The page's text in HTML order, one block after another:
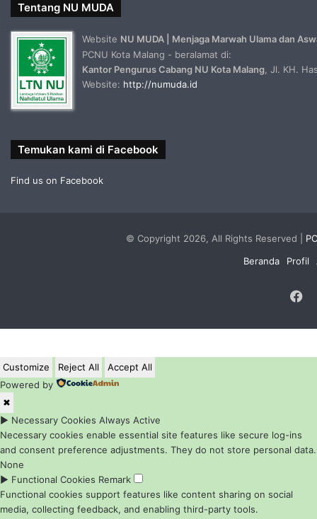
Tentang NU MUDA
Website NU MUDA | Menjaga Marwah Ulama dan
PCNU Kota Malang - beralamat di:
Kantor Pengurus Cabang NU Kota Malang , Jl. KH.
Website: http://numuda.id
Temukan kami di Facebook
Find us on Facebook
© Copyright 2026, All Rights Reserved |
Beranda
Profil
Customize Reject All
Accept All
Powered by
✖
► Necessary Cookies Always Active
Necessary cookies enable essential site features like secure log-ins
and consent preference adjustments. They do not store personal data.
None
► Functional Cookies Remark
Functional cookies support features like content sharing on social
media, collecting feedback, and enabling third-party tools.